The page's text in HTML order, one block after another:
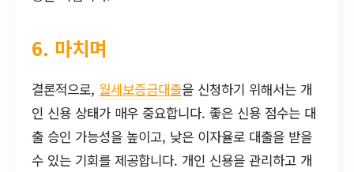
6. 마치며
결론적으로, 월세보증금대출을 신청하기 위해서는 개
인 신용 상태가 매우 중요합니다. 좋은 신용 점수는 대
출 승인 가능성을 높이고, 낮은 이자율로 대출을 받을
수 있는 기회를 제공합니다. 개인 신용을 관리하고 개